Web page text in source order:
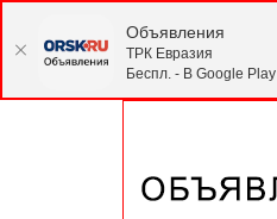
Объявления
ТРК Евразия
Беспл. - В Google Play